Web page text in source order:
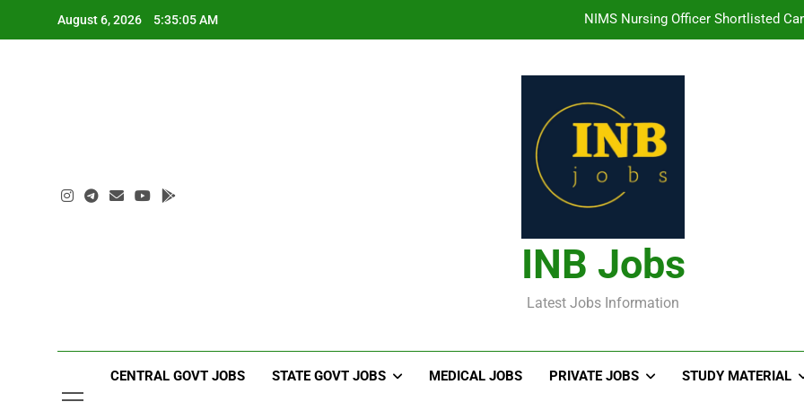
August 6, 2026 5:35:06 AM తిరుమల తిరుపతి దేవస్థానం సంస్థలో
NIMS Nursing Officer Shortlisted
తిరుమల తిరుపతి దేవస్థానం సంస్థలో ఉద్యోగాలు
INB Jobs
Latest Jobs Information
CENTRAL GOVT JOBS STATE GOVT JOBS MEDICAL JOBS PRIVATE JOBS STUDY MATERIAL